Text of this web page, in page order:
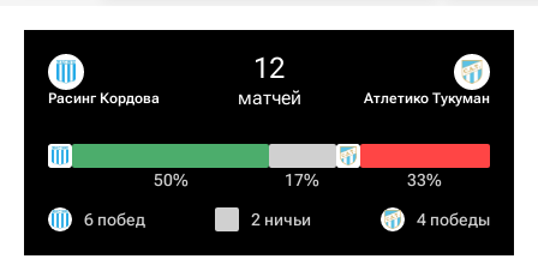
Расинг Кордова
12
матчей Атлетико Тукуман
50% 17% 33%
6 побед 2 ничьи 4 победы